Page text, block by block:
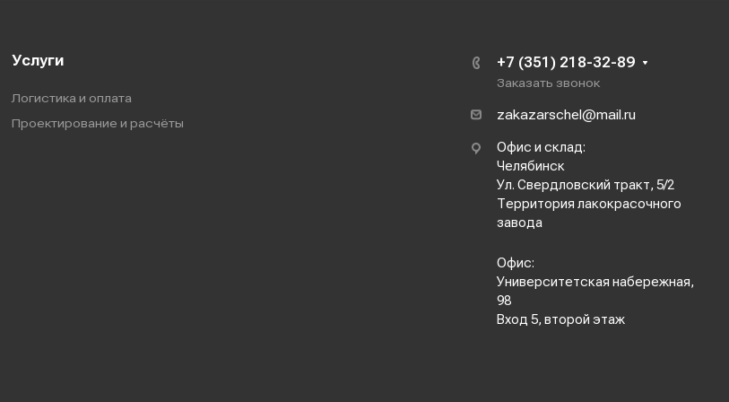
Услуги
Логистика и оплата
Проектирование и расчёты
+7 (351) 218-32-89
Заказать звонок
zakazarschel@mail.ru
Офис и склад:
Челябинск
Ул. Свердловский тракт, 5/2
Территория лакокрасочного
завода
Офис:
Университетская набережная,
98
Вход 5, второй этаж